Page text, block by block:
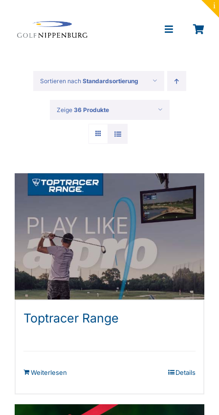
Toggle
Restaurant & Events
News
Shop
Sortieren nach Standardsortierung
Zeige 36 Produkte
Toptracer Range
Weiterlesen Details